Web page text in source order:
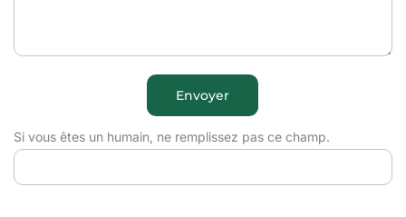
Envoyer
Si vous êtes un humain, ne remplissez pas ce champ.